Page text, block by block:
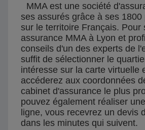
MMA est une société
ses assurés grâce à ses 1800
sur le territoire Français. Pour
assurance MMA à Lyon et
conseils d'un des experts de
suffit de sélectionner le
intéresse sur la carte virtuelle
accéderez aux coordonnées
cabinet d'assurance le plus
pouvez également réaliser
ligne, vous recevrez un devis
dans les minutes qui suivent.